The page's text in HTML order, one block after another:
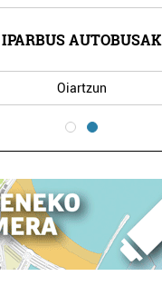
IPARBUS AUTOBUSAK
Oiartzun